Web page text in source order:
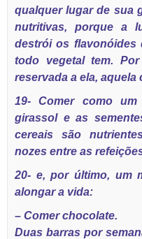
qualquer lugar de sua
nutritivas, porque a
destrói os flavonóides
todo vegetal tem.
reservada a ela, aquela
19- Comer como
girassol e as
cereais são
nozes entre as
20- e, por último, um
alongar a vida:
– Comer chocolate.
Duas barras por